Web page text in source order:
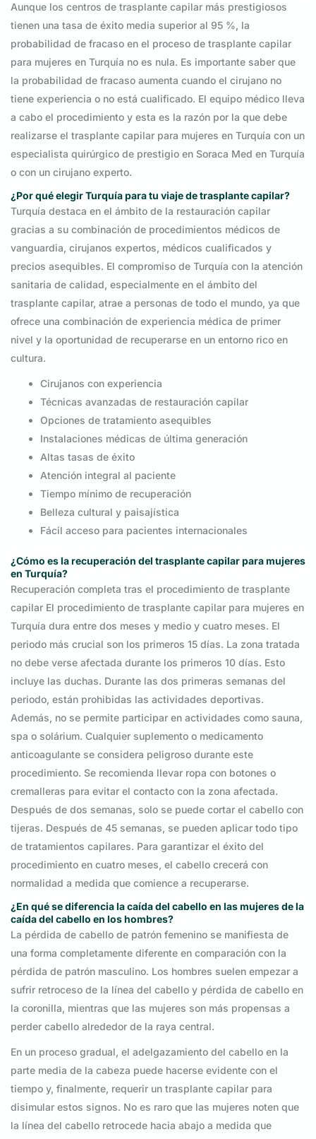
Aunque los centros de trasplante capilar más prestigiosos
tienen una tasa de éxito media superior al 95 %, la
probabilidad de fracaso en el proceso de trasplante capilar
para mujeres en Turquía no es nula. Es importante saber que
la probabilidad de fracaso aumenta cuando el cirujano no
tiene experiencia o no está cualificado. El equipo médico lleva
a cabo el procedimiento y esta es la razón por la que debe
realizarse el trasplante capilar para mujeres en Turquía con un
especialista quirúrgico de prestigio en Soraca Med en Turquía
o con un cirujano experto.
¿Por qué elegir Turquía para tu viaje de trasplante capilar?
Turquía destaca en el ámbito de la restauración capilar
gracias a su combinación de procedimientos médicos de
vanguardia, cirujanos expertos, médicos cualificados y
precios asequibles. El compromiso de Turquía con la atención
sanitaria de calidad, especialmente en el ámbito del
trasplante capilar, atrae a personas de todo el mundo, ya que
ofrece una combinación de experiencia médica de primer
nivel y la oportunidad de recuperarse en un entorno rico en
cultura.
Cirujanos con experiencia
Técnicas avanzadas de restauración capilar
Opciones de tratamiento asequibles
Instalaciones médicas de última generación
Altas tasas de éxito
Atención integral al paciente
Tiempo mínimo de recuperación
Belleza cultural y paisajística
Fácil acceso para pacientes internacionales
¿Cómo es la recuperación del trasplante capilar para mujeres
en Turquía?
Recuperación completa tras el procedimiento de trasplante
capilar El procedimiento de trasplante capilar para mujeres en
Turquía dura entre dos meses y medio y cuatro meses. El
periodo más crucial son los primeros 15 días. La zona tratada
no debe verse afectada durante los primeros 10 días. Esto
incluye las duchas. Durante las dos primeras semanas del
periodo, están prohibidas las actividades deportivas.
Además, no se permite participar en actividades como sauna,
spa o solárium. Cualquier suplemento o medicamento
anticoagulante se considera peligroso durante este
procedimiento. Se recomienda llevar ropa con botones o
cremalleras para evitar el contacto con la zona afectada.
Después de dos semanas, solo se puede cortar el cabello con
tijeras. Después de 45 semanas, se pueden aplicar todo tipo
de tratamientos capilares. Para garantizar el éxito del
procedimiento en cuatro meses, el cabello crecerá con
normalidad a medida que comience a recuperarse.
¿En qué se diferencia la caída del cabello en las mujeres de la
caída del cabello en los hombres?
La pérdida de cabello de patrón femenino se manifiesta de
una forma completamente diferente en comparación con la
pérdida de patrón masculino. Los hombres suelen empezar a
sufrir retroceso de la línea del cabello y pérdida de cabello en
la coronilla, mientras que las mujeres son más propensas a
perder cabello alrededor de la raya central.
En un proceso gradual, el adelgazamiento del cabello en la
parte media de la cabeza puede hacerse evidente con el
tiempo y, finalmente, requerir un trasplante capilar para
disimular estos signos. No es raro que las mujeres noten que
la línea del cabello retrocede hacia abajo a medida que